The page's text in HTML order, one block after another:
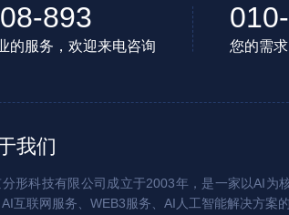
893
的服务，欢迎来电咨询 您的需
我们
形科技有限公司成立于2003年，是一家以AI为
互联网服务、WEB3服务、AI人工智能解决方案